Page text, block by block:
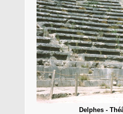
Delphes -